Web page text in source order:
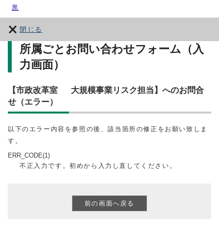
黒
閉じる
所属ごとお問い合わせフォーム（入
力画面）
【市政改革室 大規模事業リスク担当】へのお問合
せ（エラー）
以下のエラー内容を参照の後、該当箇所の修正をお願い致しま
す。
ERR_CODE(1)
不正入力です。初めから入力し直してください。